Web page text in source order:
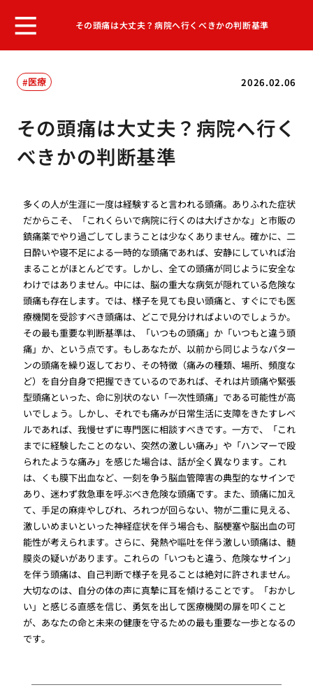
その頭痛は大丈夫？病院へ行くべきかの判断基準
2026.02.06
医療
その頭痛は大丈夫？病院へ行く
べきかの判断基準
多くの人が生涯に一度は経験すると言われる頭痛。ありふれた症状
だからこそ、「これくらいで病院に行くのは大げさかな」と市販の
鎮痛薬でやり過ごしてしまうことは少なくありません。確かに、二
日酔いや寝不足による一時的な頭痛であれば、安静にしていれば治
まることがほとんどです。しかし、全ての頭痛が同じように安全な
わけではありません。中には、脳の重大な病気が隠れている危険な
頭痛も存在します。では、様子を見ても良い頭痛と、すぐにでも医
療機関を受診すべき頭痛は、どこで見分ければよいのでしょうか。
その最も重要な判断基準は、「いつもの頭痛」か「いつもと違う頭
痛」か、という点です。もしあなたが、以前から同じようなパター
ンの頭痛を繰り返しており、その特徴（痛みの種類、場所、頻度な
ど）を自分自身で把握できているのであれば、それは片頭痛や緊張
型頭痛といった、命に別状のない「一次性頭痛」である可能性が高
いでしょう。しかし、それでも痛みが日常生活に支障をきたすレベ
ルであれば、我慢せずに専門医に相談すべきです。一方で、「これ
までに経験したことのない、突然の激しい痛み」や「ハンマーで殴
られたような痛み」を感じた場合は、話が全く異なります。これ
は、くも膜下出血など、一刻を争う脳血管障害の典型的なサインで
あり、迷わず救急車を呼ぶべき危険な頭痛です。また、頭痛に加え
て、手足の麻痺やしびれ、ろれつが回らない、物が二重に見える、
激しいめまいといった神経症状を伴う場合も、脳梗塞や脳出血の可
能性が考えられます。さらに、発熱や嘔吐を伴う激しい頭痛は、髄
膜炎の疑いがあります。これらの「いつもと違う、危険なサイン」
を伴う頭痛は、自己判断で様子を見ることは絶対に許されません。
大切なのは、自分の体の声に真摯に耳を傾けることです。「おかし
い」と感じる直感を信じ、勇気を出して医療機関の扉を叩くこと
が、あなたの命と未来の健康を守るための最も重要な一歩となるの
です。